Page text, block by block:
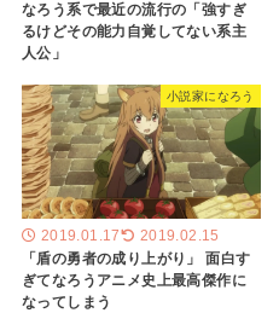
なろう系で最近の流行の「強すぎ
るけどその能力自覚してない系主
人公」
小説家になろう
2019.01.17 2019.02.15
「盾の勇者の成り上がり」 面白す
ぎてなろうアニメ史上最高傑作に
なってしまう